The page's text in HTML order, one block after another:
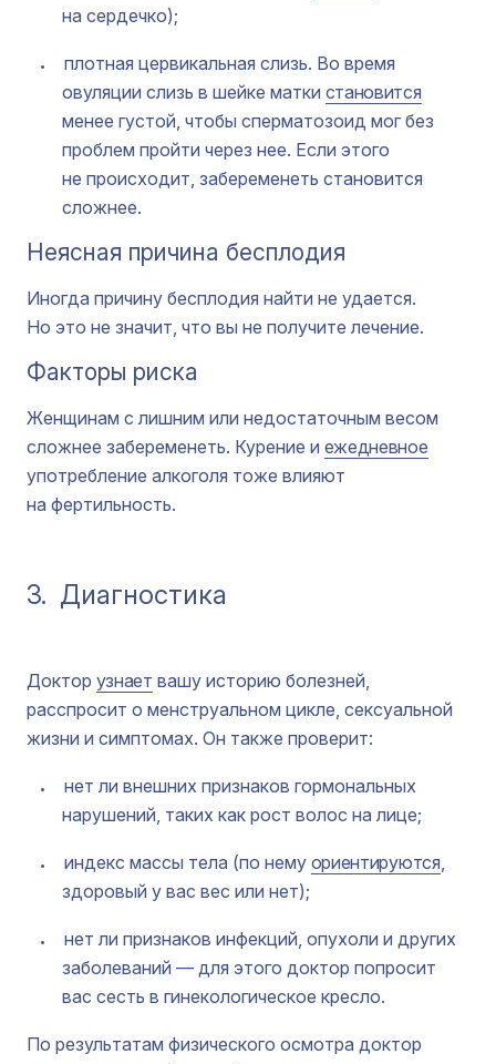
на сердечко);
плотная цервикальная слизь. Во время
овуляции слизь в шейке матки становится
менее густой, чтобы сперматозоид мог без
проблем пройти через нее. Если этого
не происходит, забеременеть становится
сложнее.
Неясная причина бесплодия
Иногда причину бесплодия найти не удается.
Но это не значит, что вы не получите лечение.
Факторы риска
Женщинам с лишним или недостаточным весом
сложнее забеременеть. Курение и ежедневное
употребление алкоголя тоже влияют
на фертильность.
3. Диагностика
Доктор узнает вашу историю болезней,
расспросит о менструальном цикле, сексуальной
жизни и симптомах. Он также проверит:
нет ли внешних признаков гормональных
нарушений, таких как рост волос на лице;
индекс массы тела (по нему ориентируются
здоровый у вас вес или нет);
нет ли признаков инфекций, опухоли и других
заболеваний — для этого доктор попросит
вас сесть в гинекологическое кресло.
По результатам физического осмотра доктор